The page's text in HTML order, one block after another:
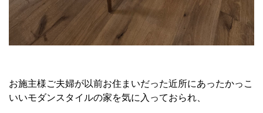
お施主様ご夫婦が以前お住まいだった近所にあったかっこ
いいモダンスタイルの家を気に入っておられ、